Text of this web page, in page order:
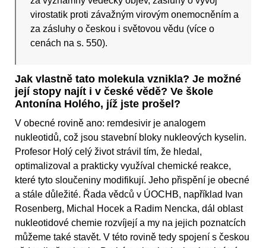
virostatik proti závažným virovým onemocněním a
za zásluhy o českou i světovou vědu (více o
cenách na s. 550).
Jak vlastně tato molekula vznikla? Je možné
její stopy najít i v české vědě? Ve škole
Antonína Holého, jíž jste prošel?
V obecné rovině ano: remdesivir je analogem
nukleotidů, což jsou stavební bloky nukleových kyselin.
Profesor Holý celý život strávil tím, že hledal,
optimalizoval a prakticky využíval chemické reakce,
které tyto sloučeniny modifikují. Jeho přispění je obecné
a stále důležité. Řada vědců v ÚOCHB, například Ivan
Rosenberg, Michal Hocek a Radim Nencka, dál oblast
nukleotidové chemie rozvíjejí a my na jejich poznatcích
můžeme také stavět. V této rovině tedy spojení s českou